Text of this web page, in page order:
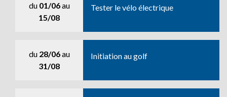
du 01/06au
15/08
Tester le vélo électrique
du 28/06au
31/08
Initiation au golf